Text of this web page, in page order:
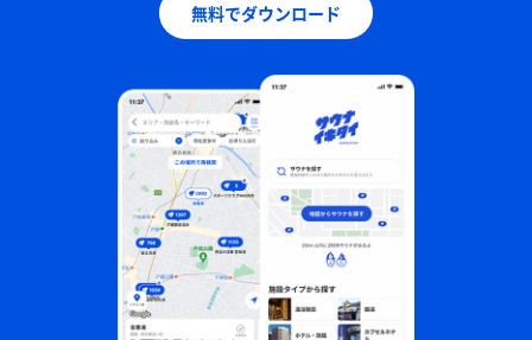
無料でダウンロード